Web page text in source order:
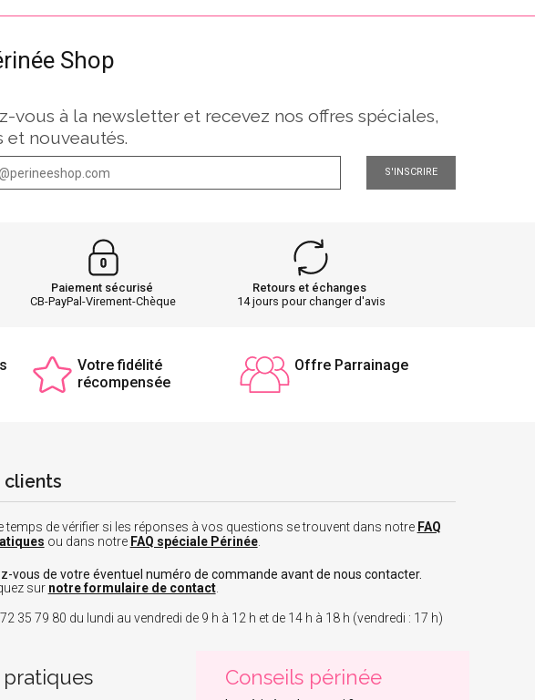
Shop
vous à la newsletter et recevez nos offres spéciales,
et nouveautés.
S'INSCRIRE
Paiement sécurisé
CB-PayPal-Virement-Chèque
Retours et échanges
14 jours pour changer d'avis
Votre fidélité
récompensée
Offre Parrainage
clients
temps de vérifier si les réponses à vos questions se trouvent dans notre FAQ
ou dans notre FAQ spéciale Périnée.
vous de votre éventuel numéro de commande avant de nous contacter.
sur notre formulaire de contact.
35 79 80 du lundi au vendredi de 9 h à 12 h et de 14 h à 18 h (vendredi : 17 h)
pratiques Conseils périnée